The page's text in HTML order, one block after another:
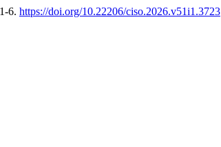
6. https://doi.org/10.22206/ciso.2026.v51i1.3723